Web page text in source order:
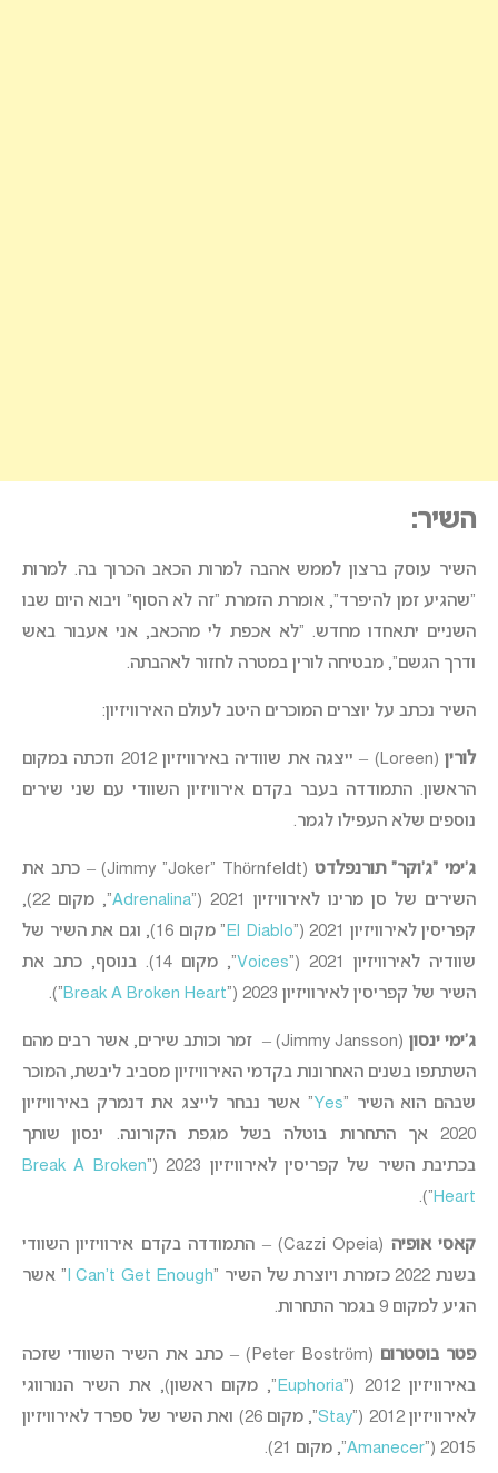
השיר:
השיר עוסק ברצון לממש אהבה למרות הכאב הכרוך בה. למרות
“שהגיע זמן להיפרד”, אומרת הזמרת “זה לא הסוף” ויבוא היום שבו
השניים יתאחדו מחדש. “לא אכפת לי מהכאב, אני אעבור באש
ודרך הגשם”, מבטיחה לורין במטרה לחזור לאהבתה.
השיר נכתב על יוצרים המוכרים היטב לעולם האירוויזיון:
לורין
(Loreen) – ייצגה את שוודיה באירוויזיון 2012 וזכתה במקום
הראשון. התמודדה בעבר בקדם אירוויזיון השוודי עם שני שירים
נוספים שלא העפילו לגמר.
ג’ימי “ג’וקר” תורנפלדט
(Jimmy “Joker” Thörnfeldt) – כתב את
השירים של סן מרינו לאירוויזיון 2021 (“
Adrenalina
“, מקום 22),
קפריסין לאירוויזיון 2021 (“
El Diablo
” מקום 16), וגם את השיר של
שוודיה לאירוויזיון 2021 (“
Voices
“, מקום 14). בנוסף, כתב את
השיר של קפריסין לאירוויזיון 2023 (“
Break A Broken Heart
“).
ג’ימי ינסון (Jimmy Jansson) –
זמר וכותב שירים, אשר רבים מהם
השתתפו בשנים האחרונות בקדמי האירוויזיון מסביב ליבשת, המוכר
שבהם הוא השיר “Yes” אשר נבחר לייצג את דנמרק באירוויזיון
2020 אך התחרות בוטלה בשל מגפת הקורונה. ינסון שותך
בכתיבתהשיר של קפריסין לאירוויזיון 2023 (“
Break A Broken
Heart
“).
קאסי אופיה
(Cazzi Opeia) – התמודדה בקדם אירוויזיון השוודי
בשנת 2022 כזמרת ויוצרת של השיר “
I Can’t Get Enough ” אשר
הגיע למקום 9 בגמר התחרות.
פטר בוסטרום
(Peter Boström) – כתב את השיר השוודי שזכה
באירוויזיון 2012 (“
Euphoria “, מקום ראשון), את השיר הנורווגי
לאירוויזיון 2012 (“
Stay
“, מקום 26) ואת השיר של ספרד לאירוויזיון
2015 (“
Amanecer“, מקום 21).